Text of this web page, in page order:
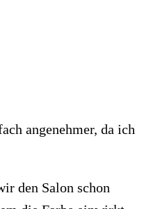
angenehmer, da ich
den Salon schon